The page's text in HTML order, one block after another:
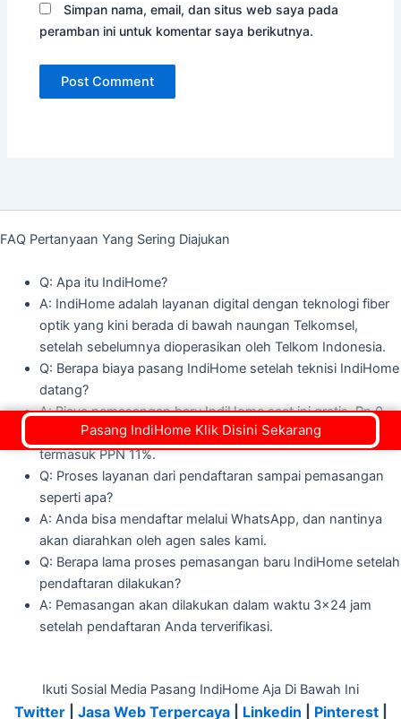
Simpan nama, email, dan situs web saya pada
peramban ini untuk komentar saya berikutnya.
FAQ Pertanyaan Yang Sering Diajukan
Q: Apa itu IndiHome?
A: IndiHome adalah layanan digital dengan teknologi fiber
optik yang kini berada di bawah naungan Telkomsel,
setelah sebelumnya dioperasikan oleh Telkom Indonesia.
Q: Berapa biaya pasang IndiHome setelah teknisi IndiHome
datang?
A: Biaya pemasangan baru IndiHome saat ini gratis, Rp.0,
untuk bulan ini. Biasanya, biayanya adalah Rp555.000
termasuk PPN 11%.
Q: Proses layanan dari pendaftaran sampai pemasangan
seperti apa?
A: Anda bisa mendaftar melalui WhatsApp, dan nantinya
akan diarahkan oleh agen sales kami.
Q: Berapa lama proses pemasangan baru IndiHome setelah
pendaftaran dilakukan?
A: Pemasangan akan dilakukan dalam waktu 3x24 jam
setelah pendaftaran Anda terverifikasi.
Ikuti Sosial Media Pasang IndiHome Aja Di Bawah Ini
Twitter| Jasa Web Terpercaya| Linkedin Pinterest|
Pasang IndiHome Klik Disini Sekarang